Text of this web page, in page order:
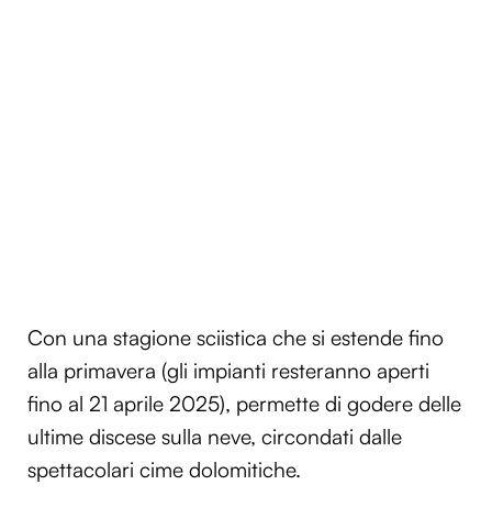
Con una stagione sciistica che si estende fino
alla primavera (gli impianti resteranno aperti
fino al 21 aprile 2025), permette di godere delle
ultime discese sulla neve, circondati dalle
spettacolari cime dolomitiche.